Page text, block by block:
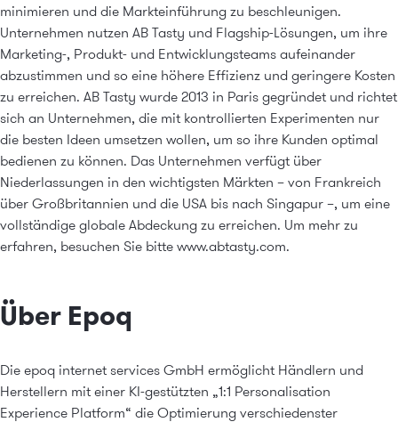
minimieren und die Markteinführung zu beschleunigen.
Unternehmen nutzen AB Tasty und Flagship-Lösungen, um ihre
Marketing-, Produkt- und Entwicklungsteams aufeinander
abzustimmen und so eine höhere Effizienz und geringere Kosten
zu erreichen. AB Tasty wurde 2013 in Paris gegründet und richtet
sich an Unternehmen, die mit kontrollierten Experimenten nur
die besten Ideen umsetzen wollen, um so ihre Kunden optimal
bedienen zu können. Das Unternehmen verfügt über
Niederlassungen in den wichtigsten Märkten – von Frankreich
über Großbritannien und die USA bis nach Singapur –, um eine
vollständige globale Abdeckung zu erreichen. Um mehr zu
erfahren, besuchen Sie bitte www.abtasty.com.
Über Epoq
Die epoq internet services GmbH ermöglicht Händlern und
Herstellern mit einer KI-gestützten „1:1 Personalisation
Experience Platform“ die Optimierung verschiedenster